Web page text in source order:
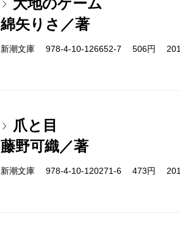
大地のゲーム
綿矢りさ／著
新潮文庫 978-4-10-126652-7 506円
爪と目
藤野可織／著
新潮文庫 978-4-10-120271-6 473円